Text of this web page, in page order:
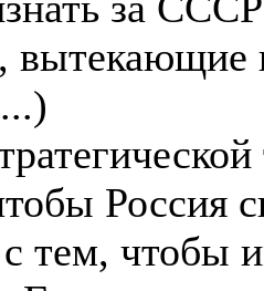
Россия
тем, чтобы